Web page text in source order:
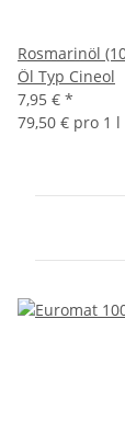
Rosmarinöl
Öl Typ Cineol
7,95 € *
79,50 € pro 1 l